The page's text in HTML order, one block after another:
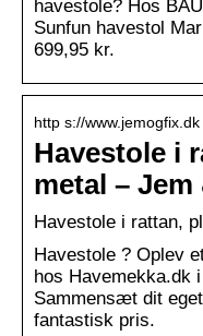
havestole? Hos
Sunfun havestol
699,95 kr.
http s://
Havestole i
metal – Jem
Havestole i rattan,
Havestole ? Oplev
hos Havemekka.dk
Sammensæt dit
fantastisk pris.